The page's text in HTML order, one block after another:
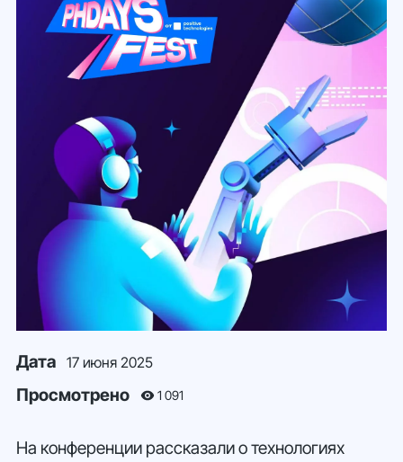
Дата 17 июня 2025
Просмотрено 1 091
На конференции рассказали о технологиях